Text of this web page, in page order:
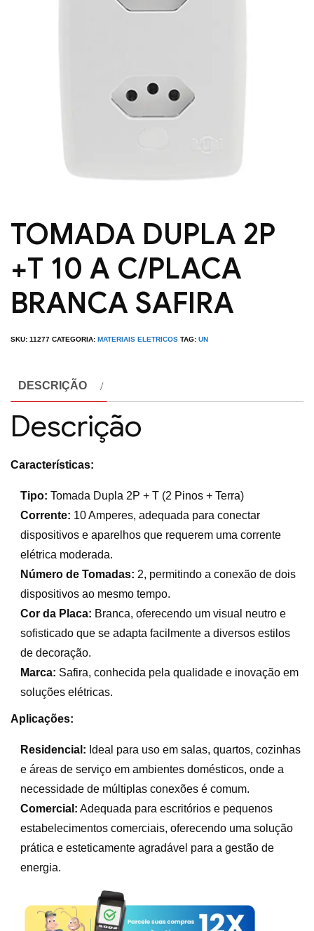
TOMADA DUPLA 2P
+T 10 A C/PLACA
BRANCA SAFIRA
SKU: 11277 CATEGORIA: MATERIAIS ELETRICOS TAG: UN
DESCRIÇÃO
Descrição
Características:
Tipo: Tomada Dupla 2P + T (2 Pinos + Terra)
Corrente: 10 Amperes, adequada para conectar
dispositivos e aparelhos que requerem uma corrente
elétrica moderada.
Número de Tomadas: 2, permitindo a conexão de dois
dispositivos ao mesmo tempo.
Cor da Placa: Branca, oferecendo um visual neutro e
sofisticado que se adapta facilmente a diversos estilos
de decoração.
Marca: Safira, conhecida pela qualidade e inovação em
soluções elétricas.
Aplicações:
Residencial: Ideal para uso em salas, quartos, cozinhas
e áreas de serviço em ambientes domésticos, onde a
necessidade de múltiplas conexões é comum.
Comercial: Adequada para escritórios e pequenos
estabelecimentos comerciais, oferecendo uma solução
prática e esteticamente agradável para a gestão de
energia.